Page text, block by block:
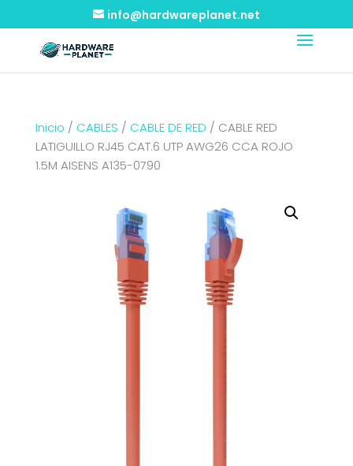
info@hardwareplanet.net
Inicio / CABLES / CABLE DE RED / CABLE RED
LATIGUILLO RJ45 CAT.6 UTP AWG26 CCA ROJO
1.5M AISENS A135-0790